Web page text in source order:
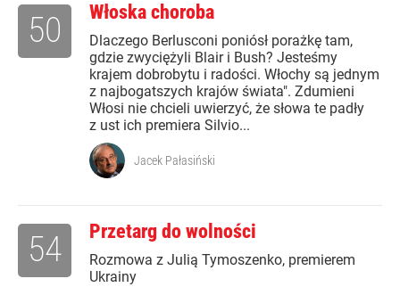
Włoska choroba
Dlaczego Berlusconi poniósł porażkę tam,
gdzie zwyciężyli Blair i Bush? Jesteśmy
krajem dobrobytu i radości. Włochy są jednym
z najbogatszych krajów świata". Zdumieni
Włosi nie chcieli uwierzyć, że słowa te padły
z ust ich premiera Silvio...
50
Jacek Pałasiński
Przetarg do wolności
Rozmowa z Julią Tymoszenko, premierem
Ukrainy
54